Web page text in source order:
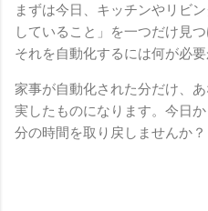
まずは今日、キッチンやリビ
していること」を一つだけ見
それを自動化するには何が必
家事が自動化された分だけ、
実したものになります。今日
分の時間を取り戻しませんか？